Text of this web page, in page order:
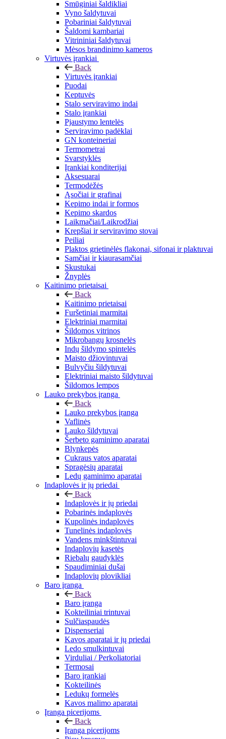
Smūginiai šaldikliai
Vyno šaldytuvai
Pobariniai šaldytuvai
Šaldomi kambariai
Vitrininiai šaldytuvai
Mėsos brandinimo kameros
Virtuvės įrankiai
Back
Virtuvės įrankiai
Puodai
Keptuvės
Stalo serviravimo indai
Stalo įrankiai
Pjaustymo lentelės
Serviravimo padėklai
GN konteineriai
Termometrai
Svarstyklės
Įrankiai konditerijai
Aksesuarai
Termodėžės
Ąsočiai ir grafinai
Kepimo indai ir formos
Kepimo skardos
Laikmačiai/Laikrodžiai
Krepšiai ir serviravimo stovai
Peiliai
Plaktos grietinėlės flakonai, sifonai ir plaktuvai
Samčiai ir kiaurasamčiai
Skustukai
Žnyplės
Kaitinimo prietaisai
Back
Kaitinimo prietaisai
Furšetiniai marmitai
Elektriniai marmitai
Šildomos vitrinos
Mikrobangų krosnelės
Indų šildymo spintelės
Maisto džiovintuvai
Bulvyčiu šildytuvai
Elektriniai maisto šildytuvai
Šildomos lempos
Lauko prekybos įranga
Back
Lauko prekybos įranga
Vaflinės
Lauko šildytuvai
Šerbeto gaminimo aparatai
Blynkepės
Cukraus vatos aparatai
Spragėsių aparatai
Ledų gaminimo aparatai
Indaplovės ir jų priedai
Back
Indaplovės ir jų priedai
Pobarinės indaplovės
Kupolinės indaplovės
Tunelinės indaplovės
Vandens minkštintuvai
Indaplovių kasetės
Riebalų gaudyklės
Spaudiminiai dušai
Indaplovių plovikliai
Baro įranga
Back
Baro įranga
Kokteiliniai trintuvai
Sulčiaspaudės
Dispenseriai
Kavos aparatai ir jų priedai
Ledo smulkintuvai
Virduliai / Perkoliatoriai
Termosai
Baro įrankiai
Kokteilinės
Ledukų formelės
Kavos malimo aparatai
Įranga picerijoms
Back
Įranga picerijoms